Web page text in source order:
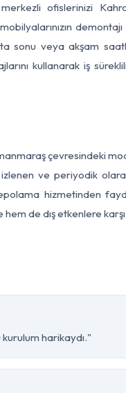
ofislerinizi
sonu veya akşam
kullanarak iş
çevresindeki
ve periyodik
hizmetinden
de dış etkenlere
harikaydı."